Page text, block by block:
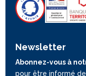
Newsletter
Abonnez-vous à
pour être informé